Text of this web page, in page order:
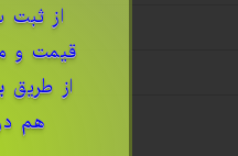
از ثبت
قیمت و
از طریق
هم